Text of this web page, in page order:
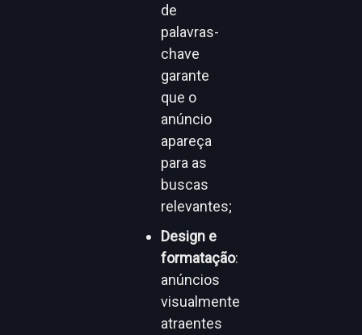
de
palavras-
chave
garante
que o
anúncio
apareça
para as
buscas
relevantes;
Design e
formatação:
anúncios
visualmente
atraentes